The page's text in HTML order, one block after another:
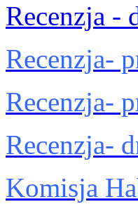
Recenzja -
Recenzja-
Recenzja-
Recenzja-
Komisja